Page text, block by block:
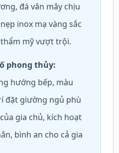
đá vân mây chịu
inox mạ vàng sắc
mỹ vượt trội.
phong thủy:
hướng bếp, màu
đặt giường ngủ phù
gia chủ, kích hoạt
bình an cho cả gia